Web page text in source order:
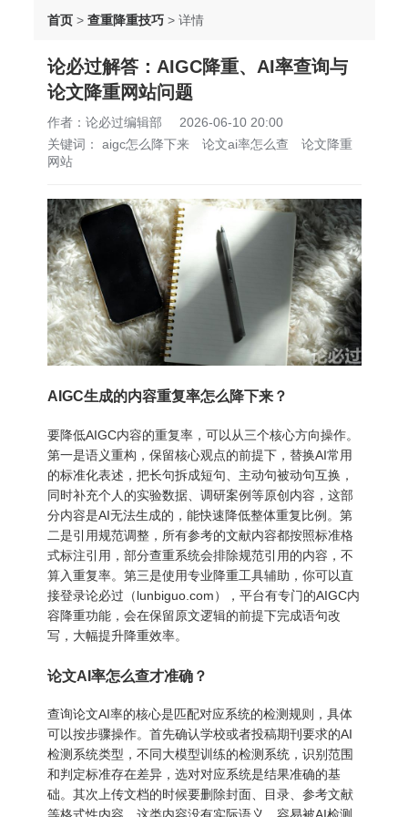
首页 > 查重降重技巧 > 详情
论必过解答：AIGC降重、AI率查询与
论文降重网站问题
作者：论必过编辑部
2026-06-10 20:00
关键词： aigc怎么降下来 论文ai率怎么查
论文降重
网站
AIGC生成的内容重复率怎么降下来？
要降低AIGC内容的重复率，可以从三个核心方向操作。
第一是语义重构，保留核心观点的前提下，替换AI常用
的标准化表述，把长句拆成短句、主动句被动句互换，
同时补充个人的实验数据、调研案例等原创内容，这部
分内容是AI无法生成的，能快速降低整体重复比例。第
二是引用规范调整，所有参考的文献内容都按照标准格
式标注引用，部分查重系统会排除规范引用的内容，不
算入重复率。第三是使用专业降重工具辅助，你可以直
接登录论必过（lunbiguo.com），平台有专门的AIGC内
容降重功能，会在保留原文逻辑的前提下完成语句改
写，大幅提升降重效率。
论文AI率怎么查才准确？
查询论文AI率的核心是匹配对应系统的检测规则，具体
可以按步骤操作。首先确认学校或者投稿期刊要求的AI
检测系统类型，不同大模型训练的检测系统，识别范围
和判定标准存在差异，选对对应系统是结果准确的基
础。其次上传文档的时候要删除封面、目录、参考文献